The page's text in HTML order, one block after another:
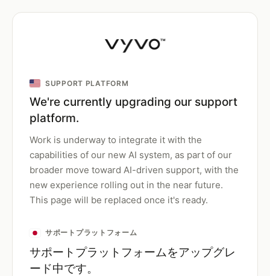
SUPPORT PLATFORM
We're currently upgrading our support
platform.
Work is underway to integrate it with the
capabilities of our new AI system, as part of our
broader move toward AI-driven support, with the
new experience rolling out in the near future.
This page will be replaced once it's ready.
サポートプラットフォーム
サポートプラットフォームをアップグレ
ード中です。